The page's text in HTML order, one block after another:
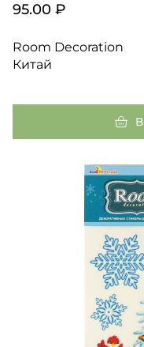
95.00 ₽
Room Decoration
Китай